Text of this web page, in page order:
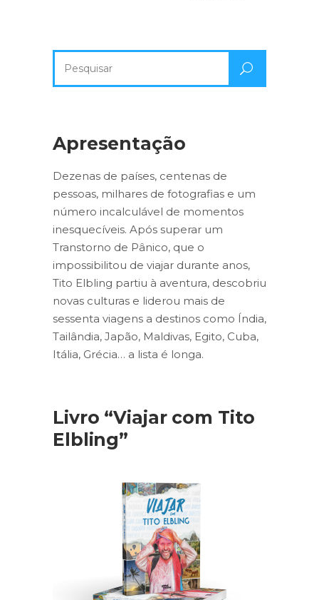
por:
Apresentação
Dezenas de países, centenas de
pessoas, milhares de fotografias e um
número incalculável de momentos
inesquecíveis. Após superar um
Transtorno de Pânico, que o
impossibilitou de viajar durante anos,
Tito Elbling partiu à aventura, descobriu
novas culturas e liderou mais de
sessenta viagens a destinos como Índia,
Tailândia, Japão, Maldivas, Egito, Cuba,
Itália, Grécia… a lista é longa.
Livro “Viajar com Tito
Elbling”